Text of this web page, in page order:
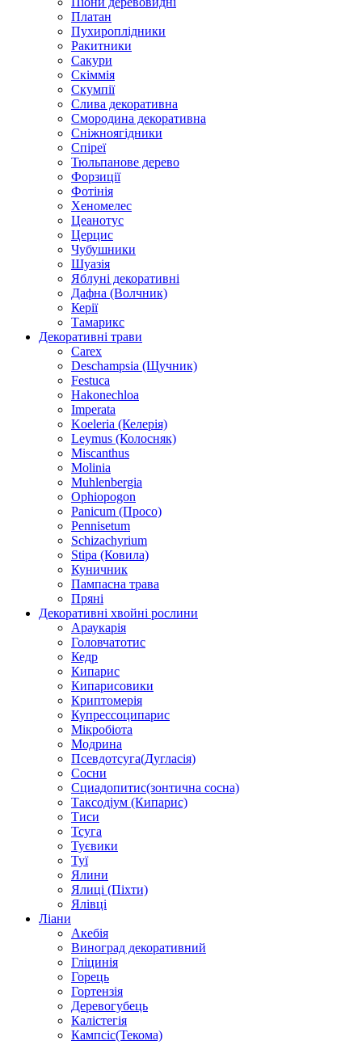
Платан
Пухироплідники
Ракитники
Сакури
Скіммія
Скумпії
Слива декоративна
Смородина декоративна
Сніжноягідники
Спіреї
Тюльпанове дерево
Форзиції
Фотінія
Хеномелес
Цеанотус
Церцис
Чубушники
Шуазія
Яблуні декоративні
Дафна (Волчник)
Керії
Тамарикс
Декоративні трави
Carex
Deschampsia (Щучник)
Festuca
Hakonechloa
Imperata
Koeleria (Келерія)
Leymus (Колосняк)
Miscanthus
Molinia
Muhlenbergia
Ophiopogon
Panicum (Просо)
Pennisetum
Schizachyrium
Stipa (Ковила)
Куничник
Пампасна трава
Пряні
Декоративні хвойні рослини
Араукарія
Головчатотис
Кедр
Кипарис
Кипарисовики
Криптомерія
Купрессоципарис
Мікробіота
Модрина
Псевдотсуга(Дугласія)
Сосни
Сциадопитис(зонтична сосна)
Таксодіум (Кипарис)
Тиси
Тсуга
Туєвики
Туї
Ялини
Ялиці (Піхти)
Ялівці
Ліани
Акебія
Виноград декоративний
Гліцинія
Горець
Гортензія
Деревогубець
Калістегія
Кампсіс(Текома)